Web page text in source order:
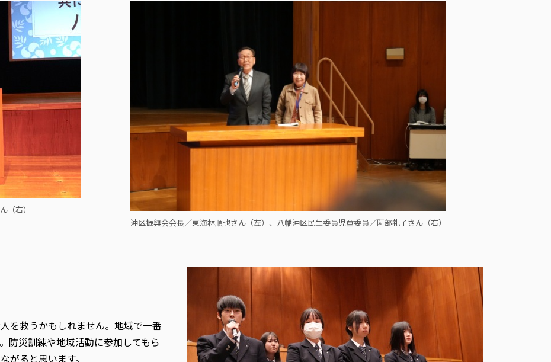
（右）
沖区振興会会長／東海林順也さん（左）、八幡沖区民生委員児童委員／阿部礼子さん（右）
を救うかもしれません。地域で一番
防災訓練や地域活動に参加してもら
がると思います。